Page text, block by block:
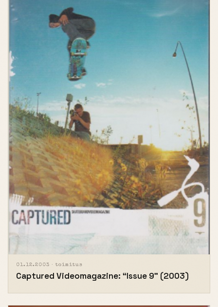
01.12.2003 · toimitus
Captured Videomagazine: “Issue 9” (2003)